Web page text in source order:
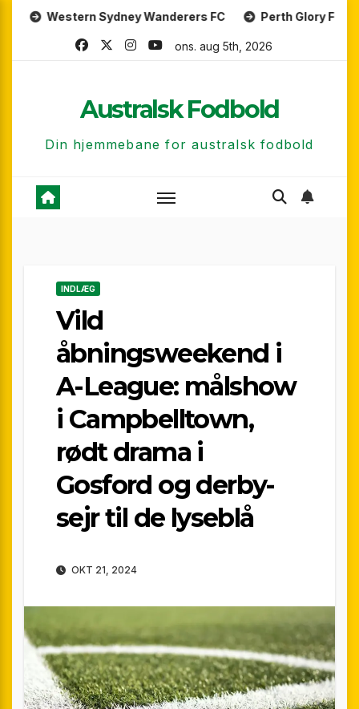
Sydney Wanderers FC Perth Glory FC Central
ons. aug 5th, 2026
Australsk Fodbold
Din hjemmebane for australsk fodbold
INDLÆG
Vild
åbningsweekend i
A-League: målshow
i Campbelltown,
rødt drama i
Gosford og derby-
sejr til de lyseblå
OKT 21, 2024